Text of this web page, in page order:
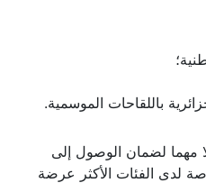
باللقاحات الموسمية.
مهما لضمان الوصول إلى
لدى الفئات الأكثر عرضة